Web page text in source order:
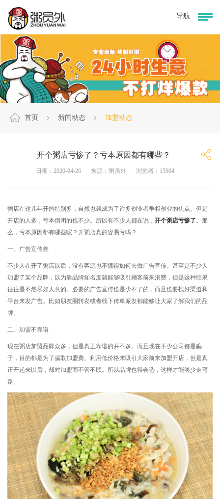
首页 新闻动态 加盟动态
开个粥店亏惨了？亏本原因都有哪些？
日期：2020-04-26 来源：粥员外 浏览器：15904
粥店在这几年开的特别多，自然也就成为了许多创业者争相创业的焦点。但是
开店的人多，亏本倒闭的也不少。所以有不少人都在说， 开个粥店亏惨了。那
么，亏本原因都有哪些呢？开粥店真的容易亏吗？
一、广告宣传差
不少人在开了粥店以后，没有客源也不懂得如何去做广告宣传。甚至是不少人
加盟了某个品牌，以为靠品牌知名度就能够吸引顾客前来消费，但是这种结果
往往是不然尽如人意的。必要的广告宣传也是少不了的，而且也要找好渠道和
平台来发广告。比如朋友圈转发或者线下传单派发都能够让大家了解我们的品
牌。
二、加盟不靠谱
现在粥店加盟品牌众多，但是真正靠谱的并不多。而且现在不少公司都是骗
子，目的都是为了骗取加盟费。利用低价格来吸引大家前来加盟开店，但是真
正开起来以后，却对加盟商不管不顾。所以品牌也得会选，这样才能够少走弯
路。